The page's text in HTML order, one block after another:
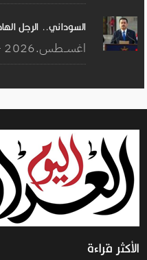
السوداني.. الرجل
07 اغســطس.2026 - 16:31
الأكثر قراءة